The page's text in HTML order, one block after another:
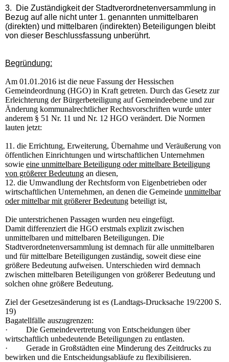
3.
Die Zuständigkeit der Stadtverordnetenversammlung in
Bezug auf alle nicht unter 1. genannten unmittelbaren
(direkten) und mittelbaren (indirekten) Beteiligungen bleibt
von dieser Beschlussfassung unberührt.
Begründung:
Am 01.01.2016 ist die neue Fassung der Hessischen
Gemeindeordnung (HGO) in Kraft getreten. Durch das Gesetz zur
Erleichterung der Bürgerbeteiligung auf Gemeindeebene und zur
Änderung kommunalrechtlicher Rechtsvorschriften wurde unter
anderem § 51 Nr. 11 und Nr. 12 HGO verändert. Die Normen
lauten jetzt:
11. die Errichtung, Erweiterung, Übernahme und Veräußerung von
öffentlichen Einrichtungen und wirtschaftlichen Unternehmen
sowie eine unmittelbare Beteiligung oder mittelbare Beteiligung
von größerer Bedeutung an diesen,
12. die Umwandlung der Rechtsform von Eigenbetrieben oder
wirtschaftlichen Unternehmen, an denen die Gemeinde unmittelbar
oder mittelbar mit größerer Bedeutung beteiligt ist,
Die unterstrichenen Passagen wurden neu eingefügt.
Damit differenziert die HGO erstmals explizit zwischen
unmittelbaren und mittelbaren Beteiligungen. Die
Stadtverordnetenversammlung ist demnach für alle unmittelbaren
und für mittelbare Beteiligungen zuständig, soweit diese eine
größere Bedeutung aufweisen. Unterschieden wird demnach
zwischen mittelbaren Beteiligungen von größerer Bedeutung und
solchen ohne größere Bedeutung.
Ziel der Gesetzesänderung ist es (Landtags-Drucksache 19/2200 S.
19)
Bagatellfälle auszugrenzen:
·
Die Gemeindevertretung von Entscheidungen über
wirtschaftlich unbedeutende Beteiligungen zu entlasten.
·
Gerade in Großstädten eine Minderung des Zeitdrucks zu
bewirken und die Entscheidungsabläufe zu flexibilisieren.